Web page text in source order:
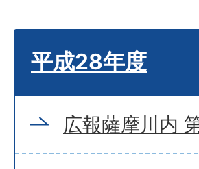
平成28年度
広報薩摩川内